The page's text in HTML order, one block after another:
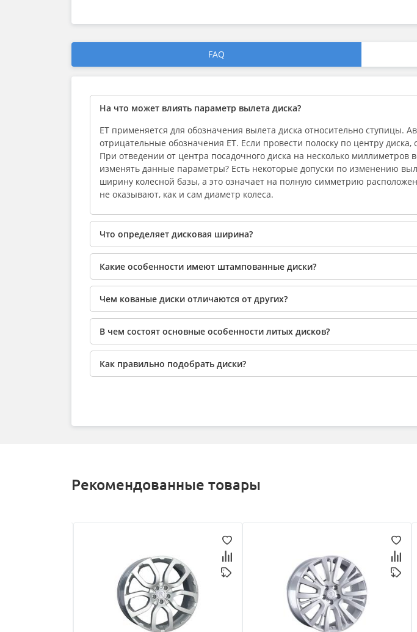
FAQ
На что может влиять параметр вылета диска?
ЕТ применяется для обозначения вылета диска относительно ступицы.
отрицательные обозначения ЕТ. Если провести полоску по центру
При отведении от центра посадочного диска на несколько
изменять данные параметры? Есть некоторые допуски по изменению
ширину колесной базы, а это означает на полную симметрию
не оказывают, как и сам диаметр колеса.
Что определяет дисковая ширина?
Какие особенности имеют штампованные диски?
Чем кованые диски отличаются от других?
В чем состоят основные особенности литых дисков?
Как правильно подобрать диски?
Рекомендованные товары